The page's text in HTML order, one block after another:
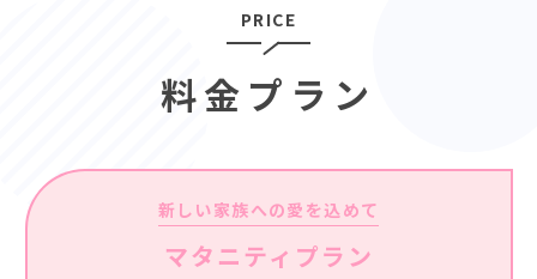
PRICE
料金プラン
新しい家族への愛を込めて
マタニティプラン